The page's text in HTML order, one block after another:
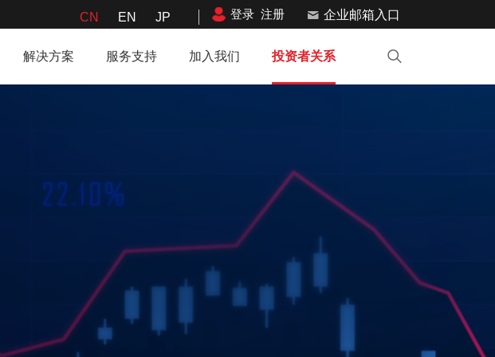
CN EN JP 登录 注册 企业邮箱入口
解决方案 服务支持 加入我们 投资者关系